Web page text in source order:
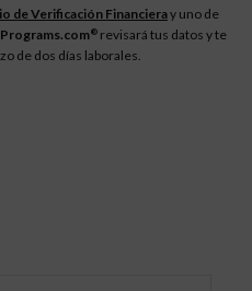
de Verificación Financieray uno de
® revisará tus datos y te
de dos días laborales.